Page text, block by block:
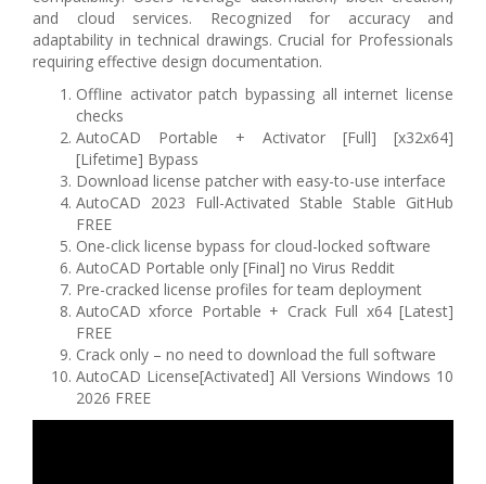
and cloud services. Recognized for accuracy and
adaptability in technical drawings. Crucial for Professionals
requiring effective design documentation.
Offline activator patch bypassing all internet license
checks
AutoCAD Portable + Activator [Full] [x32x64]
[Lifetime] Bypass
Download license patcher with easy-to-use interface
AutoCAD 2023 Full-Activated Stable Stable GitHub
FREE
One-click license bypass for cloud-locked software
AutoCAD Portable only [Final] no Virus Reddit
Pre-cracked license profiles for team deployment
AutoCAD xforce Portable + Crack Full x64 [Latest]
FREE
Crack only – no need to download the full software
AutoCAD License[Activated] All Versions Windows 10
2026 FREE